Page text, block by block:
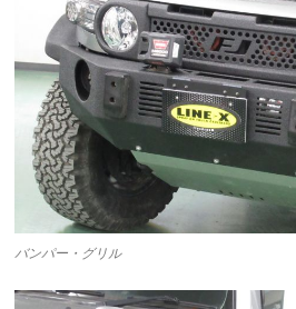
バンパー・グリル